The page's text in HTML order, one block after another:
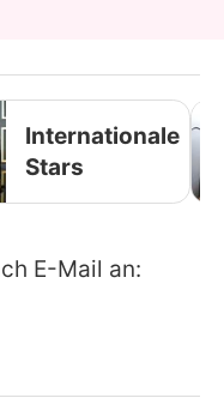
Internationale
Stars
E-Mail an: